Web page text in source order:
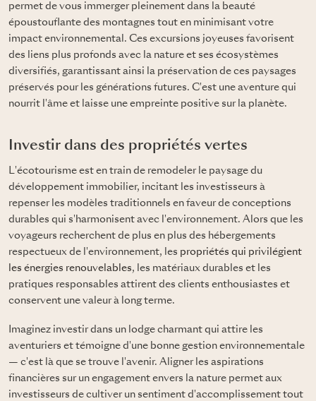
permet de vous immerger pleinement dans la beauté
époustouflante des montagnes tout en minimisant votre
impact environnemental. Ces excursions joyeuses favorisent
des liens plus profonds avec la nature et ses écosystèmes
diversifiés, garantissant ainsi la préservation de ces paysages
préservés pour les générations futures. C'est une aventure qui
nourrit l'âme et laisse une empreinte positive sur la planète.
Investir dans des propriétés vertes
L'écotourisme est en train de remodeler le paysage du
développement immobilier, incitant les investisseurs à
repenser les modèles traditionnels en faveur de conceptions
durables qui s'harmonisent avec l'environnement. Alors que les
voyageurs recherchent de plus en plus des hébergements
respectueux de l'environnement, les propriétés qui privilégient
les énergies renouvelables, les matériaux durables et les
pratiques responsables attirent des clients enthousiastes et
conservent une valeur à long terme.
Imaginez investir dans un lodge charmant qui attire les
aventuriers et témoigne d'une bonne gestion environnementale
— c'est là que se trouve l'avenir. Aligner les aspirations
financières sur un engagement envers la nature permet aux
investisseurs de cultiver un sentiment d'accomplissement tout